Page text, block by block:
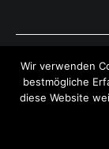
Copyright © 2026
Theme:Cenote
Wir verwenden
bestmögliche
diese Website